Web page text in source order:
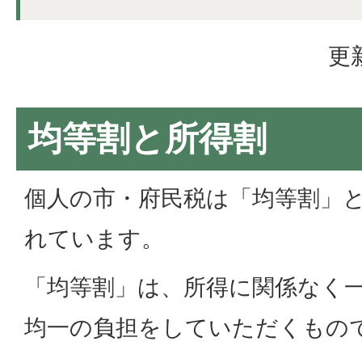
更
均等割と所得割
個人の市・府民税は「均等割」
れています。
「均等割」は、所得に関係なく
均一の負担をしていただくもの